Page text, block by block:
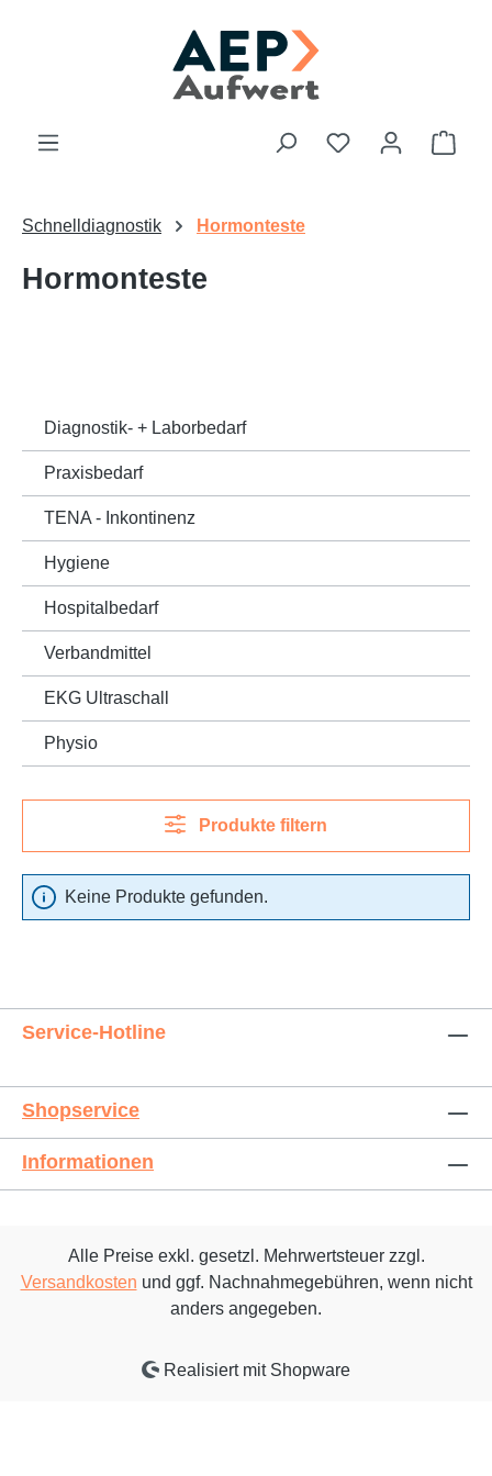
Du hast 0
Schnelldiagnostik Hormonteste
Hormonteste
Diagnostik- + Laborbedarf
Praxisbedarf
TENA - Inkontinenz
Hygiene
Hospitalbedarf
Verbandmittel
EKG Ultraschall
Physio
Produkte filtern
Keine Produkte gefunden.
Service-Hotline
Shopservice
Informationen
Alle Preise exkl. gesetzl. Mehrwertsteuer zzgl.
Versandkosten und ggf. Nachnahmegebühren, wenn nicht
anders angegeben.
Realisiert mit Shopware